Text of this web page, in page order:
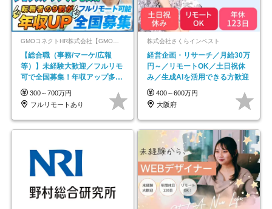
GMOコネクトHR株式会社【GMOインターネットグループ】
【総合職（事務/マーケ/広報
等）】未経験大歓迎／フルリモ
可で全国募集！年収アップ多数
★年休最大130日★
300～700万円
フルリモートあり
株式会社さくらインベスト
経営企画・リサーチ／月給30万
円～／リモートOK／土日祝休
み／生成AIを活用できる方歓迎
400～600万円
大阪府